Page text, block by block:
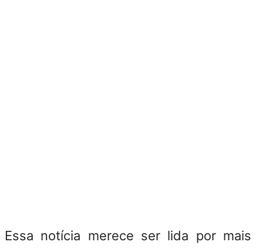
Essa notícia merece ser lida por mais